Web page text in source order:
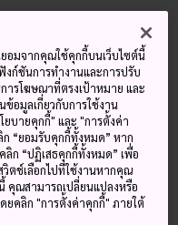
ดแน่นไปด้วย
นาชนิดจาก
อมจากคุณใช้คุกกี้บนเว็บไซต์นี้
งก์ชันการทำงานและการปรับ
ารโฆษณาที่ตรงเป้าหมาย และ
ข้อมูลเกี่ยวกับการใช้งาน
บายคุกกี้" และ "การตั้งค่า
“ยอมรับคุกกี้ทั้งหมด” หาก
ก “ปฏิเสธคุกกี้ทั้งหมด” เพื่อ
วิตช์เลือกไปที่ใช้งานหากคุณ
คุณสามารถเปลี่ยนแปลงหรือ
ยคลิก "การตั้งค่าคุกกี้" ภายใต้